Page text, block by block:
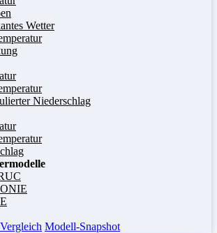
Wetter
Niederschlag
Modell-Snapshot